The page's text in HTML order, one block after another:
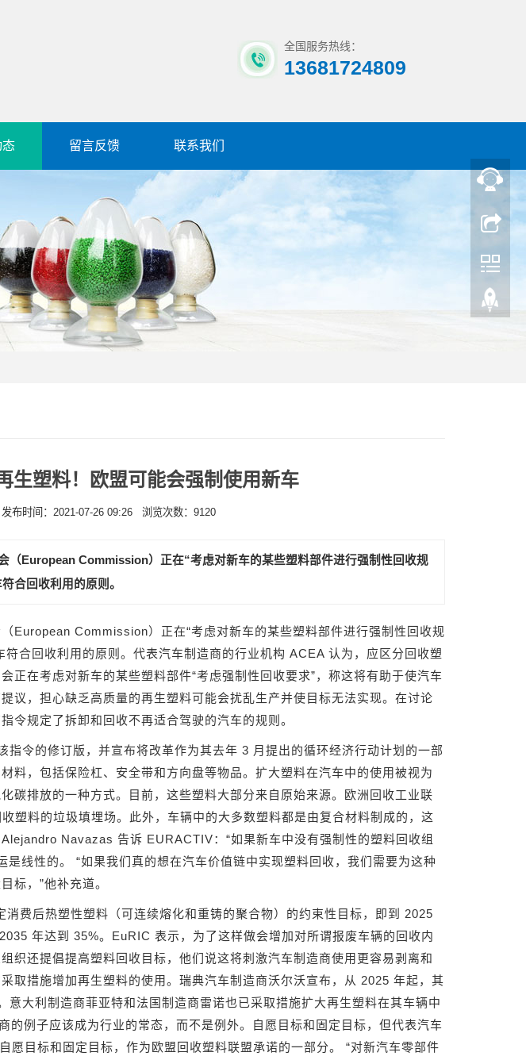
全国服务热线：
13681724809
态 留言反馈 联系我们
生塑料！欧盟可能会强制使用新车
发布时间：2021-07-26 09:26 浏览次数：9120
（European Commission）正在“考虑对新车的某些塑料部件进行强制性回收规
合回收利用的原则。
European Commission）正在“考虑对新车的某些塑料部件进行强制性回收规
符合回收利用的原则。代表汽车制造商的行业机构 ACEA 认为，应区分回收塑
正在考虑对新车的某些塑料部件“考虑强制性回收要求”，称这将有助于使汽车
议，担心缺乏高质量的再生塑料可能会扰乱生产并使目标无法实现。在讨论
令规定了拆卸和回收不再适合驾驶的汽车的规则。
指令的修订版，并宣布将改革作为其去年 3 月提出的循环经济行动计划的一部
料，包括保险杠、安全带和方向盘等物品。扩大塑料在汽车中的使用被视为
碳排放的一种方式。目前，这些塑料大部分来自原始来源。欧洲回收工业联
塑料的垃圾填埋场。此外，车辆中的大多数塑料都是由复合材料制成的，这
Navazas 告诉 EURACTIV：“如果新车中没有强制性的塑料回收组
线性的。 “如果我们真的想在汽车价值链中实现塑料回收，我们需要为这种
标，”他补充道。
费后热塑性塑料（可连续熔化和重铸的聚合物）的约束性目标，即到 2025
年达到 35%。EuRIC 表示，为了这样做会增加对所谓报废车辆的回收内
织还提倡提高塑料回收目标，他们说这将刺激汽车制造商使用更容易剥离和
取措施增加再生塑料的使用。瑞典汽车制造商沃尔沃宣布，从 2025 年起，其
意大利制造商菲亚特和法国制造商雷诺也已采取措施扩大再生塑料在其车辆中
的例子应该成为行业的常态，而不是例外。自愿目标和固定目标，但代表汽车
愿目标和固定目标，作为欧盟回收塑料联盟承诺的一部分。 “对新汽车零部件